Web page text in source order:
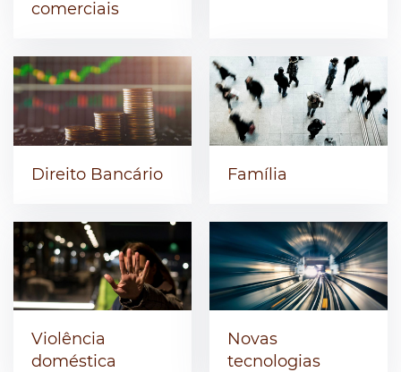
comerciais
Direito Bancário Família
Violência
doméstica
Novas
tecnologias